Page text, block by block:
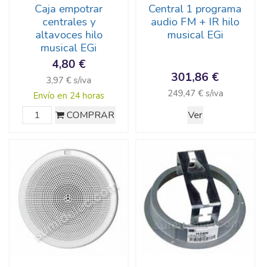
Caja empotrar
centrales y
altavoces hilo
musical EGi
4,80 €
3,97 € s/iva
Envío en 24 horas
COMPRAR
Central 1 programa
audio FM + IR hilo
musical EGi
301,86 €
249,47 € s/iva
Ver